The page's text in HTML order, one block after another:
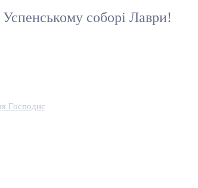
соборі Лаври!
Господнє